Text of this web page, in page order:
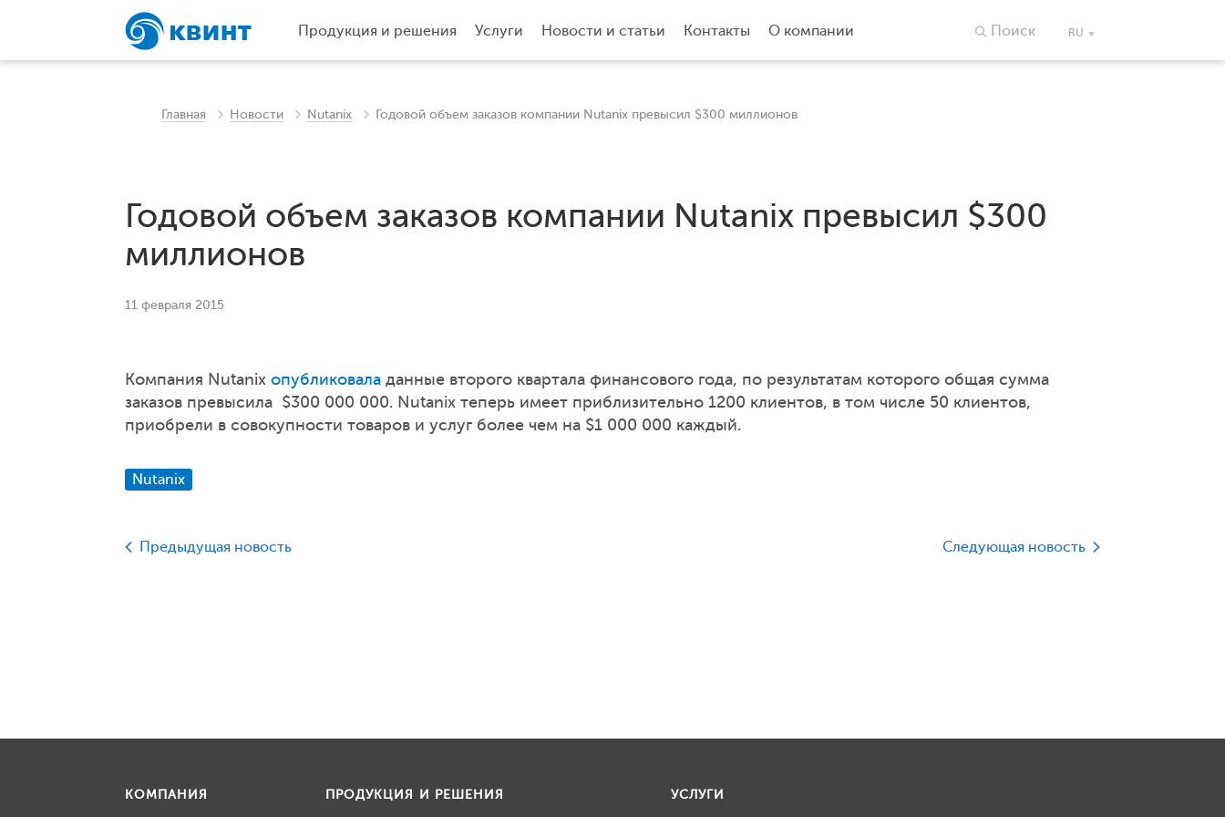
Продукция и решения Услуги Новости и статьи Контакты О компании RU
Поиск
Главная Новости Nutanix Годовой объем заказов компании Nutanix превысил $300 миллионов
Годовой объем заказов компании Nutanix превысил $300
миллионов
11 февраля 2015
Компания Nutanix опубликовала данные второго квартала финансового года, по результатам которого общая сумма
заказов превысила $300 000 000. Nutanix теперь имеет приблизительно 1200 клиентов, в том числе 50 клиентов,
приобрели в совокупности товаров и услуг более чем на $1 000 000 каждый.
Nutanix
Предыдущая новость Следующая новость
КОМПАНИЯ ПРОДУКЦИЯ И РЕШЕНИЯ УСЛУГИ